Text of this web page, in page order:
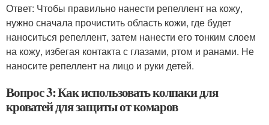
Ответ: Чтобы правильно нанести репеллент на кожу,
нужно сначала прочистить область кожи, где будет
наноситься репеллент, затем нанести его тонким слоем
на кожу, избегая контакта с глазами, ртом и ранами. Не
наносите репеллент на лицо и руки детей.
Вопрос 3: Как использовать колпаки для
кроватей для защиты от комаров